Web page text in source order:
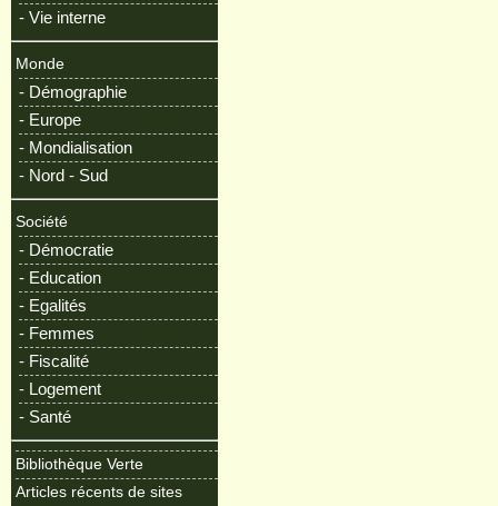
- Vie interne
Monde
- Démographie
- Europe
- Mondialisation
- Nord - Sud
Société
- Démocratie
- Education
- Egalités
- Femmes
- Fiscalité
- Logement
- Santé
Bibliothèque Verte
Articles récents de sites